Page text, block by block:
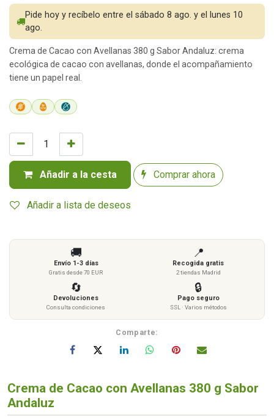
Añadir a la cesta Comprar ahora
Añadir a lista de deseos
Pide hoy y recíbelo entre el sábado 8 ago. y el lunes 10
ago.
Crema de Cacao con Avellanas 380 g Sabor Andaluz: crema
ecológica de cacao con avellanas, donde el acompañamiento
tiene un papel real.
🚚
Envío 1-3 días
Gratis desde 70 EUR
📍
Recogida gratis
2 tiendas Madrid
🔄
Devoluciones
Consulta condiciones
🔒
Pago seguro
SSL · Varios métodos
Comparte:
Crema de Cacao con Avellanas 380 g Sabor
Andaluz